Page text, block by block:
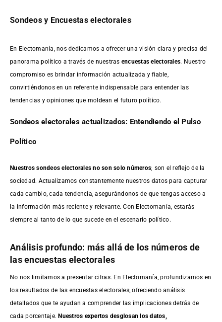
Sondeos y Encuestas electorales
En Electomanía, nos dedicamos a ofrecer una visión clara y precisa del
panorama político a través de nuestras encuestas electorales. Nuestro
compromiso es brindar información actualizada y fiable,
convirtiéndonos en un referente indispensable para entender las
tendencias y opiniones que moldean el futuro político.
Sondeos electorales actualizados: Entendiendo el Pulso
Político
Nuestros sondeos electorales no son solo números; son el reflejo de la
sociedad. Actualizamos constantemente nuestros datos para capturar
cada cambio, cada tendencia, asegurándonos de que tengas acceso a
la información más reciente y relevante. Con Electomanía, estarás
siempre al tanto de lo que sucede en el escenario político.
Análisis profundo: más allá de los números de
las encuestas electorales
No nos limitamos a presentar cifras. En Electomanía, profundizamos en
los resultados de las encuestas electorales, ofreciendo análisis
detallados que te ayudan a comprender las implicaciones detrás de
cada porcentaje.Nuestros expertos desglosan los datos,